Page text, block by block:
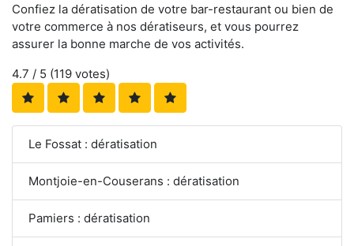
Confiez la dératisation de votre bar-restaurant ou bien de
votre commerce à nos dératiseurs, et vous pourrez
assurer la bonne marche de vos activités.
4.7 / 5 (119 votes)
Le Fossat : dératisation
Montjoie-en-Couserans : dératisation
Pamiers : dératisation